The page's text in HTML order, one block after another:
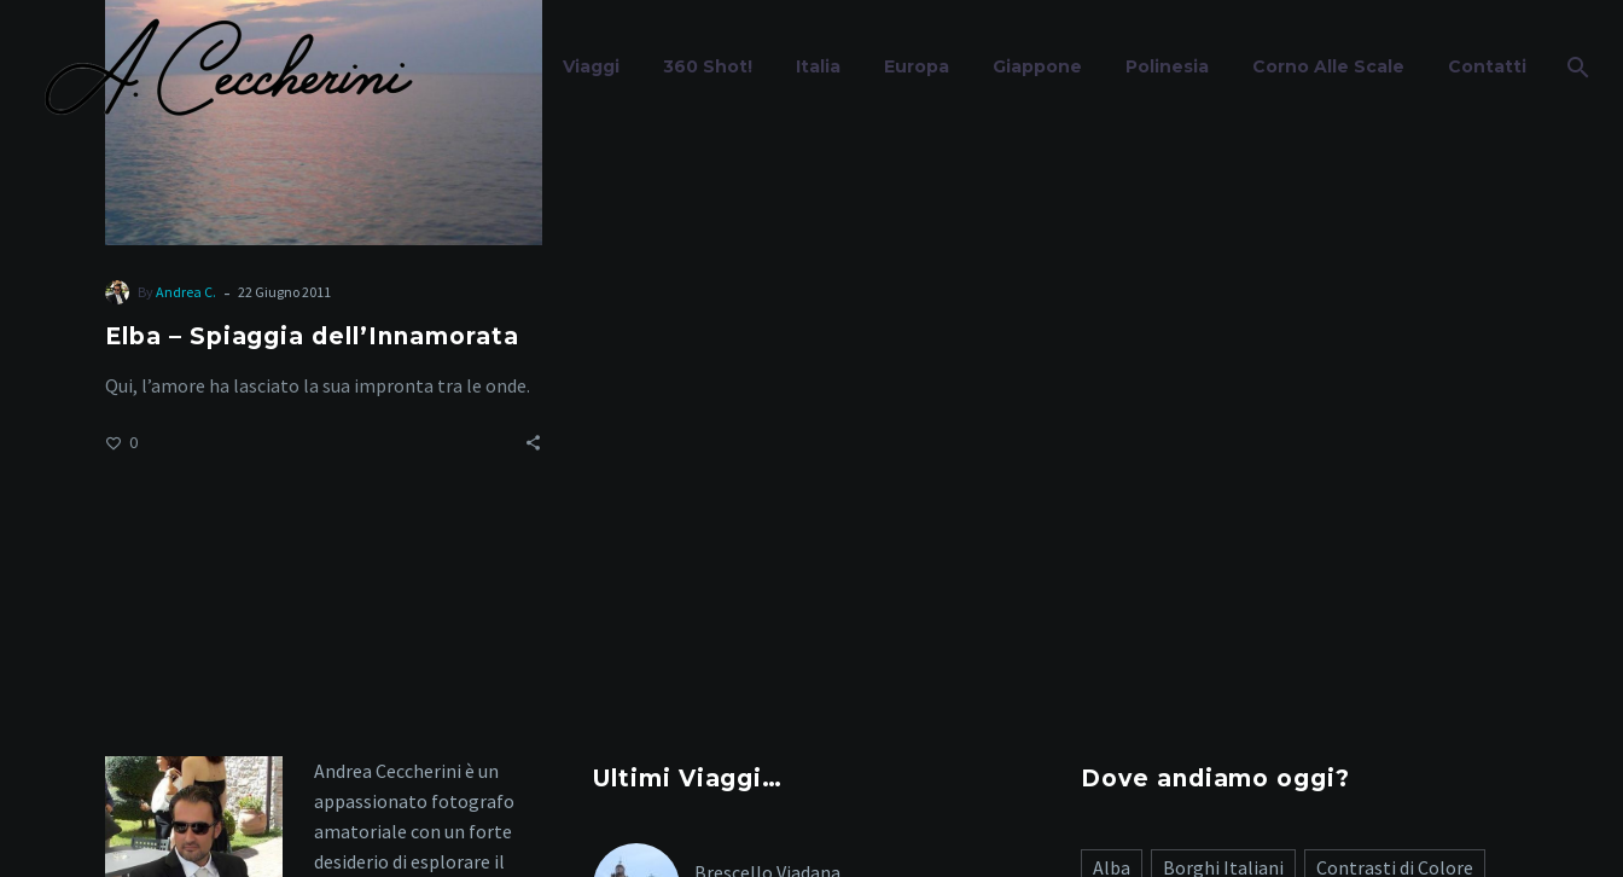
Viaggi 360 Shot! Italia Europa Giappone Polinesia Corno Alle Scale Contatti
leggende italiane
dell’Innamorata
By Andrea C. - 22 Giugno 2011
Elba – Spiaggia dell’Innamorata
Qui, l’amore ha lasciato la sua impronta tra le onde.
0
Andrea Ceccherini è un
appassionato fotografo
amatoriale con un forte
desiderio di esplorare il
Ultimi Viaggi…
Brescello Viadana
Dove andiamo oggi?
Alba Borghi Italiani
Contrasti di Colore